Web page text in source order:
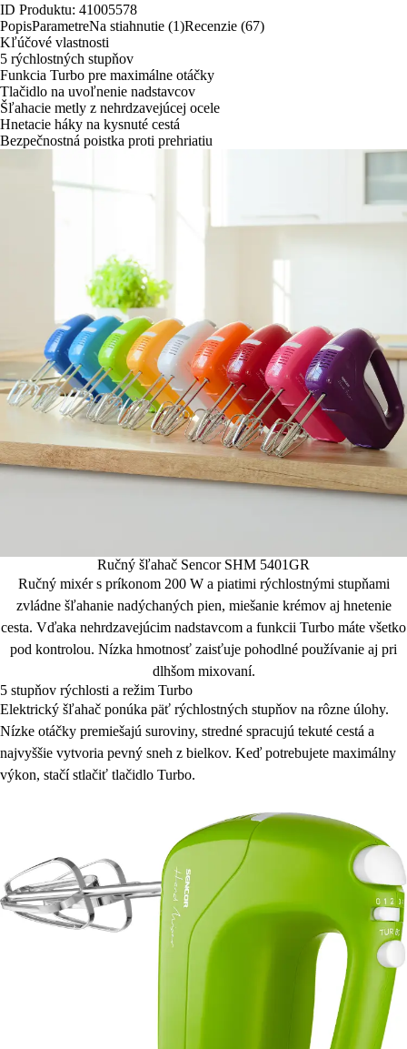
ID Produktu: 41005578
PopisParametreNa stiahnutie (1)Recenzie (67)
Kľúčové vlastnosti
5 rýchlostných stupňov
Funkcia Turbo pre maximálne otáčky
Tlačidlo na uvoľnenie nadstavcov
Šľahacie metly z nehrdzavejúcej ocele
Hnetacie háky na kysnuté cestá
Bezpečnostná poistka proti prehriatiu
Ručný šľahač Sencor SHM 5401GR
Ručný mixér s príkonom 200 W a piatimi rýchlostnými stupňami
zvládne šľahanie nadýchaných pien, miešanie krémov aj hnetenie
cesta. Vďaka nehrdzavejúcim nadstavcom a funkcii Turbo máte všetko
pod kontrolou. Nízka hmotnosť zaisťuje pohodlné používanie aj pri
dlhšom mixovaní.
5 stupňov rýchlosti a režim Turbo
Elektrický šľahač ponúka päť rýchlostných stupňov na rôzne úlohy.
Nízke otáčky premiešajú suroviny, stredné spracujú tekuté cestá a
najvyššie vytvoria pevný sneh z bielkov. Keď potrebujete maximálny
výkon, stačí stlačiť tlačidlo Turbo.